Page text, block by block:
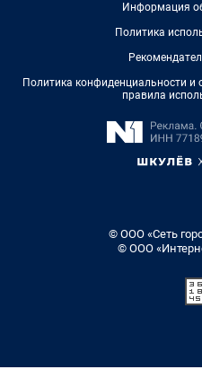
Информация
Политика
Политика конфиденциальности и
правила
© ООО «Сеть
© ООО